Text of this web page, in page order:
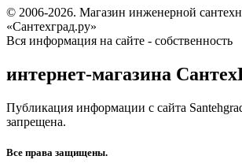
© 2006-2026. Магазин инженерной
«Сантехград.ру»
Вся информация на сайте - собственность
интернет-магазина
Публикация информации с сайта
запрещена.
Все права защищены.